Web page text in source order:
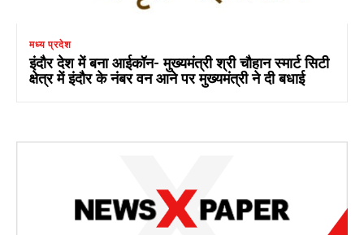
मध्य प्रदेश
इंदौर देश में बना आईकॉन- मुख्यमंत्री श्री चौहान स्मार्ट सिटी
क्षेत्र में इंदौर के नंबर वन आने पर मुख्यमंत्री ने दी बधाई